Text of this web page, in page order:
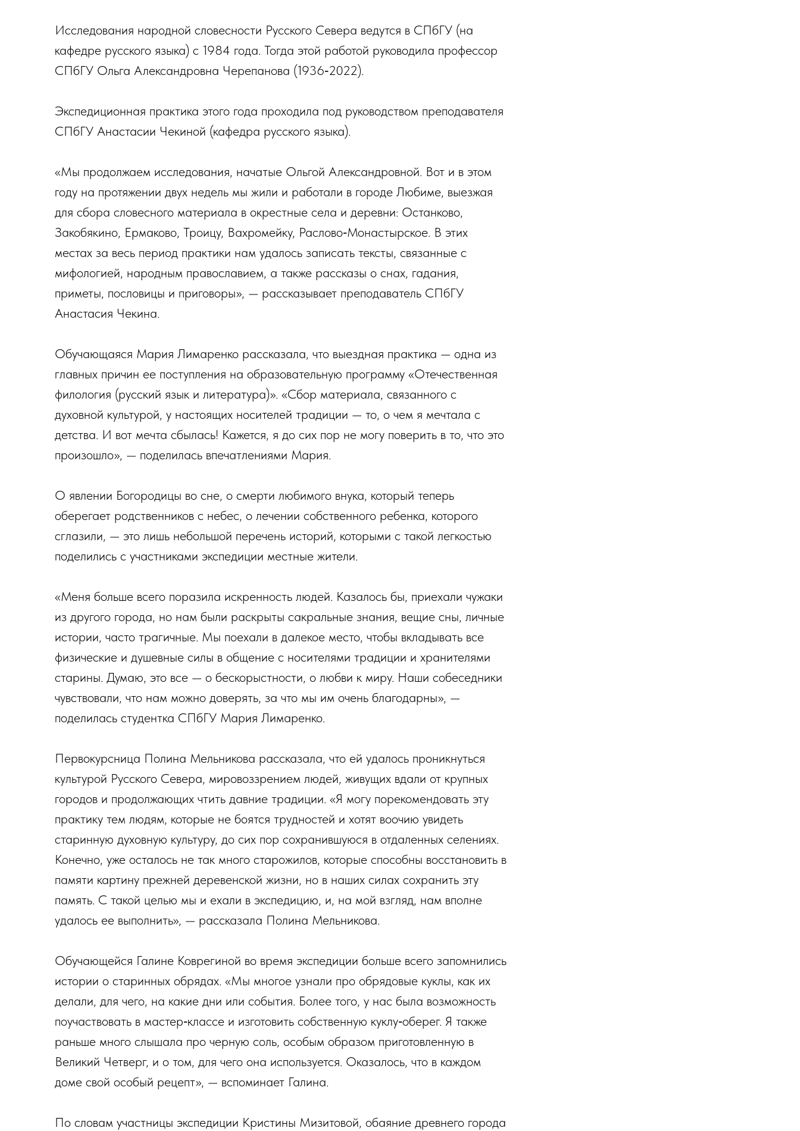
Исследования народной словесности Русского Севера ведутся в СПбГУ (на
кафедре русского языка) с 1984 года. Тогда этой работой руководила профессор
СПбГУ Ольга Александровна Черепанова (1936‑2022).
Экспедиционная практика этого года проходила под руководством преподавателя
СПбГУ Анастасии Чекиной (кафедра русского языка).
«Мы продолжаем исследования, начатые Ольгой Александровной. Вот и в этом
году на протяжении двух недель мы жили и работали в городе Любиме, выезжая
для сбора словесного материала в окрестные села и деревни: Останково,
Закобякино, Ермаково, Троицу, Вахромейку, Раслово‑Монастырское. В этих
местах за весь период практики нам удалось записать тексты, связанные с
мифологией, народным православием, а также рассказы о снах, гадания,
приметы, пословицы и приговоры», — рассказывает преподаватель СПбГУ
Анастасия Чекина.
Обучающаяся Мария Лимаренко рассказала, что выездная практика — одна из
главных причин ее поступления на образовательную программу «Отечественная
филология (русский язык и литература)». «Сбор материала, связанного с
духовной культурой, у настоящих носителей традиции — то, о чем я мечтала с
детства. И вот мечта сбылась! Кажется, я до сих пор не могу поверить в то, что это
произошло», — поделилась впечатлениями Мария.
О явлении Богородицы во сне, о смерти любимого внука, который теперь
оберегает родственников с небес, о лечении собственного ребенка, которого
сглазили, — это лишь небольшой перечень историй, которыми с такой легкостью
поделились с участниками экспедиции местные жители.
«Меня больше всего поразила искренность людей. Казалось бы, приехали чужаки
из другого города, но нам были раскрыты сакральные знания, вещие сны, личные
истории, часто трагичные. Мы поехали в далекое место, чтобы вкладывать все
физические и душевные силы в общение с носителями традиции и хранителями
старины. Думаю, это все — о бескорыстности, о любви к миру. Наши собеседники
чувствовали, что нам можно доверять, за что мы им очень благодарны», —
поделилась студентка СПбГУ Мария Лимаренко.
Первокурсница Полина Мельникова рассказала, что ей удалось проникнуться
культурой Русского Севера, мировоззрением людей, живущих вдали от крупных
городов и продолжающих чтить давние традиции. «Я могу порекомендовать эту
практику тем людям, которые не боятся трудностей и хотят воочию увидеть
старинную духовную культуру, до сих пор сохранившуюся в отдаленных селениях.
Конечно, уже осталось не так много старожилов, которые способны восстановить в
памяти картину прежней деревенской жизни, но в наших силах сохранить эту
память. С такой целью мы и ехали в экспедицию, и, на мой взгляд, нам вполне
удалось ее выполнить», — рассказала Полина Мельникова.
Обучающейся Галине Коврегиной во время экспедиции больше всего запомнились
истории о старинных обрядах. «Мы многое узнали про обрядовые куклы, как их
делали, для чего, на какие дни или события. Более того, у нас была возможность
поучаствовать в мастер‑классе и изготовить собственную куклу‑оберег. Я также
раньше много слышала про черную соль, особым образом приготовленную в
Великий Четверг, и о том, для чего она используется. Оказалось, что в каждом
доме свой особый рецепт», — вспоминает Галина.
По словам участницы экспедиции Кристины Мизитовой, обаяние древнего города